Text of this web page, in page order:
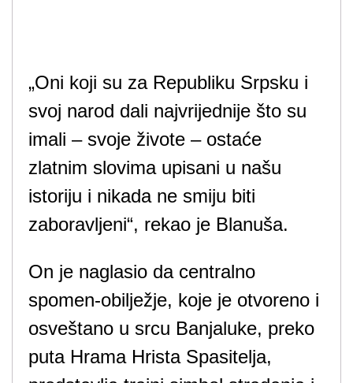
„Oni koji su za Republiku Srpsku i
svoj narod dali najvrijednije što su
imali – svoje živote – ostaće
zlatnim slovima upisani u našu
istoriju i nikada ne smiju biti
zaboravljeni“, rekao je Blanuša.
On je naglasio da centralno
spomen-obilježje, koje je otvoreno i
osveštano u srcu Banjaluke, preko
puta Hrama Hrista Spasitelja,